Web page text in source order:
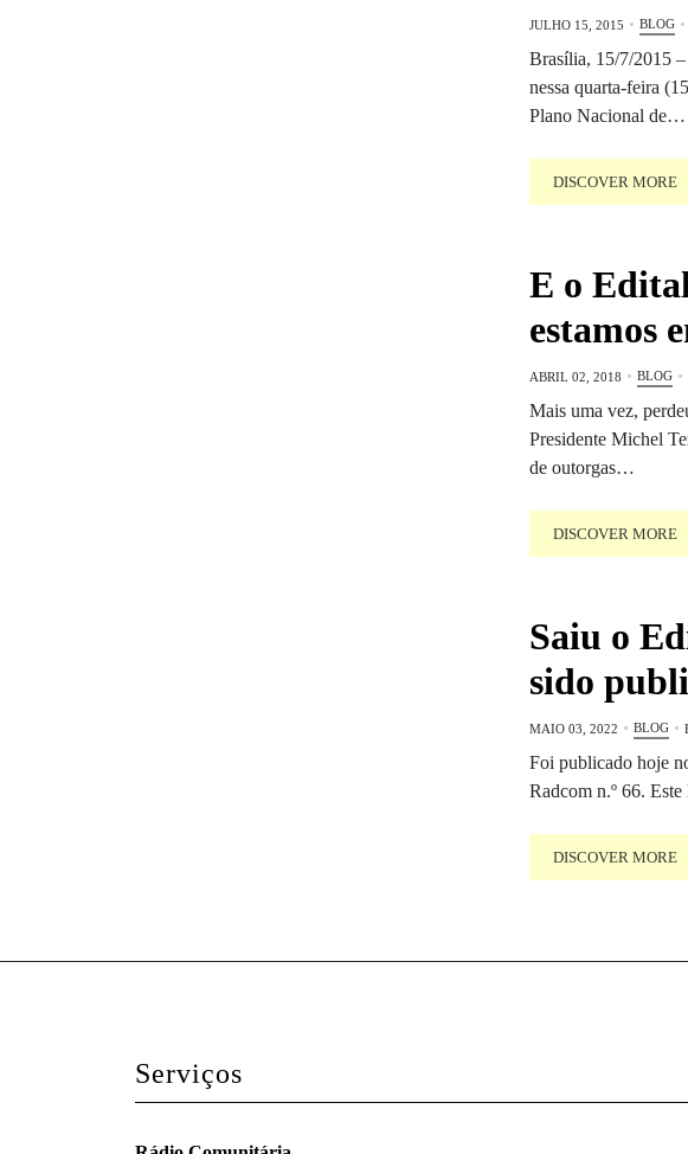
JULHO 15, 2015 BLOG
Brasília, 15/7/2015
nessa quarta-feira
Plano Nacional de…
DISCOVER MORE
E o
estamos
ABRIL 02, 2018 BLOG
Mais uma vez,
Presidente Michel
de outorgas…
DISCOVER MORE
Saiu o
sido
MAIO 03, 2022 BLOG
Foi publicado hoje
Radcom n.º 66.
DISCOVER MORE
Serviços